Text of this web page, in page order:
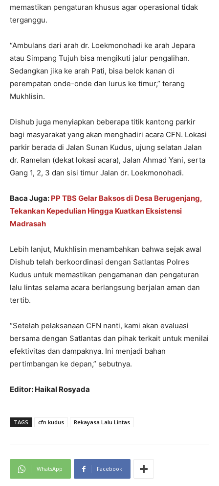
memastikan pengaturan khusus agar operasional tidak
terganggu.
“Ambulans dari arah dr. Loekmonohadi ke arah Jepara
atau Simpang Tujuh bisa mengikuti jalur pengalihan.
Sedangkan jika ke arah Pati, bisa belok kanan di
perempatan onde-onde dan lurus ke timur,” terang
Mukhlisin.
Dishub juga menyiapkan beberapa titik kantong parkir
bagi masyarakat yang akan menghadiri acara CFN. Lokasi
parkir berada di Jalan Sunan Kudus, ujung selatan Jalan
dr. Ramelan (dekat lokasi acara), Jalan Ahmad Yani, serta
Gang 1, 2, 3 dan sisi timur Jalan dr. Loekmonohadi.
Baca Juga: PP TBS Gelar Baksos di Desa Berugenjang,
Tekankan Kepedulian Hingga Kuatkan Eksistensi
Madrasah
Lebih lanjut, Mukhlisin menambahkan bahwa sejak awal
Dishub telah berkoordinasi dengan Satlantas Polres
Kudus untuk memastikan pengamanan dan pengaturan
lalu lintas selama acara berlangsung berjalan aman dan
tertib.
“Setelah pelaksanaan CFN nanti, kami akan evaluasi
bersama dengan Satlantas dan pihak terkait untuk menilai
efektivitas dan dampaknya. Ini menjadi bahan
pertimbangan ke depan,” sebutnya.
Editor: Haikal Rosyada
TAGS cfn kudus Rekayasa Lalu Lintas
WhatsApp Facebook